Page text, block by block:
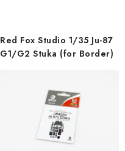
Red Fox Studio 1/35 Ju-87
G1/G2 Stuka (for Border)